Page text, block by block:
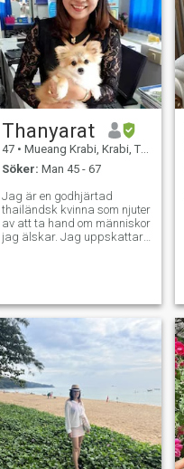
Thanyarat
47 • Mueang Krabi, Krabi, Thailand
Söker: Man 45 - 67
Jag är en godhjärtad
thailändsk kvinna som njuter
av att ta hand om människor
jag älskar. Jag uppskattar
bara känslan av att bli
omhändertagen. Låt oss
skämma bort varandra med
kärlek, skratt och små
överraskningar.